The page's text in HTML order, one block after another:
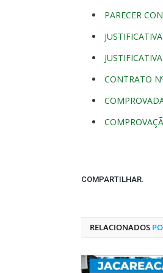
PARECER
JUSTIFICATIVA
CONTRATO
COMPARTILHAR.
RELACIONADOS